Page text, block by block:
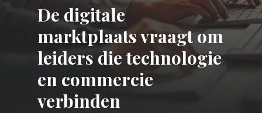
De digitale
marktplaats vraagt om
leiders die technologie
en commercie
verbinden